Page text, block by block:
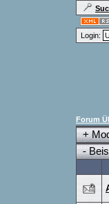
Login:
Forum
+
-